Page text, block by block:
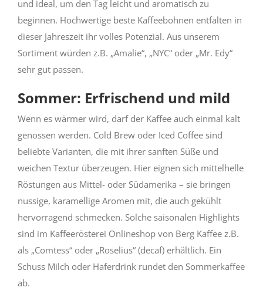
und ideal, um den Tag leicht und aromatisch zu
beginnen. Hochwertige beste Kaffeebohnen entfalten in
dieser Jahreszeit ihr volles Potenzial. Aus unserem
Sortiment würden z.B. „Amalie“, „NYC“ oder „Mr. Edy“
sehr gut passen.
Sommer: Erfrischend und mild
Wenn es wärmer wird, darf der Kaffee auch einmal kalt
genossen werden. Cold Brew oder Iced Coffee sind
beliebte Varianten, die mit ihrer sanften Süße und
weichen Textur überzeugen. Hier eignen sich mittelhelle
Röstungen aus Mittel- oder Südamerika – sie bringen
nussige, karamellige Aromen mit, die auch gekühlt
hervorragend schmecken. Solche saisonalen Highlights
sind im Kaffeerösterei Onlineshop von Berg Kaffee z.B.
als „Comtess“ oder „Roselius“ (decaf) erhältlich. Ein
Schuss Milch oder Haferdrink rundet den Sommerkaffee
ab.